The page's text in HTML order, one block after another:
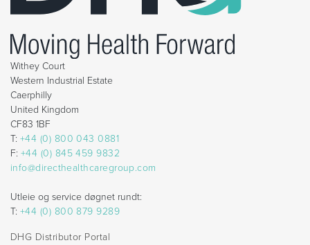
Withey Court
Western Industrial Estate
Caerphilly
United Kingdom
CF83 1BF
T: +44 (0) 800 043 0881
F: +44 (0) 845 459 9832
info@directhealthcaregroup.com
Utleie og service døgnet rundt:
T: +44 (0) 800 879 9289
DHG Distributor Portal